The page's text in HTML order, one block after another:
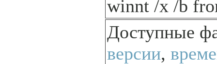
winnt /x /b
Доступные
версии,